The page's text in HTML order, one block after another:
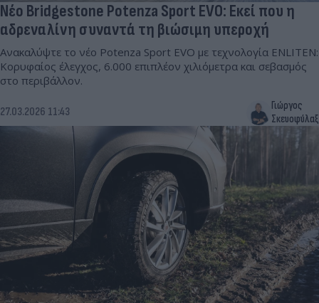
Νέο Bridgestone Potenza Sport EVO: Εκεί που η
αδρεναλίνη συναντά τη βιώσιμη υπεροχή
Ανακαλύψτε το νέο Potenza Sport EVO με τεχνολογία ENLITEN:
Κορυφαίος έλεγχος, 6.000 επιπλέον χιλιόμετρα και σεβασμός
στο περιβάλλον.
27.03.2026 11:43
Γιώργος
Σκευοφύλαξ